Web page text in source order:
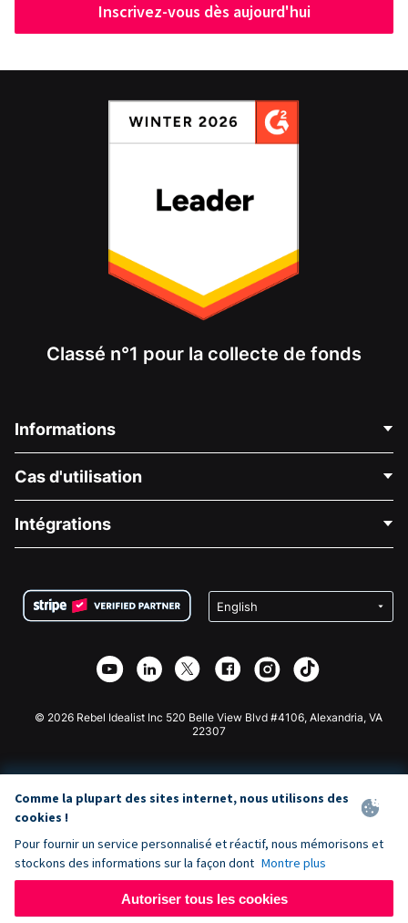
Inscrivez-vous dès aujourd'hui
Classé n°1 pour la collecte de fonds
Informations
À propos de nous
Carrières
Confidentialité
Partenariat d'affiliation
Bibliothèque
Cas d'utilisation
Collecte de fonds médicale
Collecte de fonds caritative
Intégrations
Plugin de don Wix
Application de don Webflow
Don Joomla
© 2026 Rebel Idealist Inc 520 Belle View Blvd #4106, Alexandria, VA
22307
Comme la plupart des sites internet, nous utilisons des
cookies !
Pour fournir un service personnalisé et réactif, nous mémorisons et
stockons des informations sur la façon dont Montre plus
Autoriser tous les cookies